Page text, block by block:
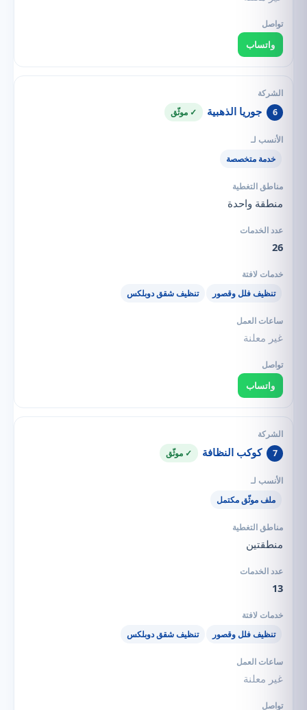
واتساب
6 جوريا الذهبية ✓ موثّق
خدمة متخصصة
منطقة واحدة
26
تنظيف فلل وقصور تنظيف شقق دوبلكس
غير معلنة
واتساب
7 كوكب النظافة ✓ موثّق
ملف موثّق مكتمل
منطقتين
13
تنظيف فلل وقصور تنظيف شقق دوبلكس
غير معلنة